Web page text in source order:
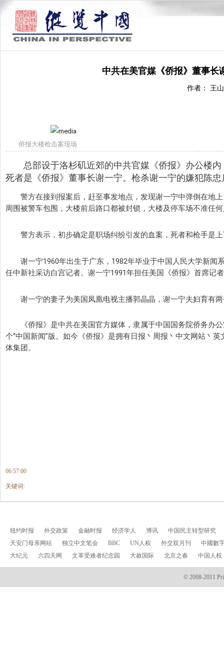
中共在美官媒《侨报》董事长
作者： 王山
侨报大楼枪击案现场
总部设于洛杉矶近郊的中共官媒《侨报》办公楼
死者是《侨报》董事长谢一宁。枪杀谢一宁的嫌犯陈
警方在接到报案后，赶至事发地点，发现谢一宁中弹倒在地
周围被警车包围，大楼前后路口都被封锁，大楼及停车场不准任
警方表示，初步确定是职场纠纷引发的血案，死者和枪手是
谢一宁1960年出生于广东，1982年毕业于中国人民大学新闻
任中新社采访白宫记者。谢一宁1991年担任美国《侨报》首席记
谢一宁的妻子为美国凤凰电视主播郭晶晶，谢一宁夫妇育有
《侨报》是中共在美国官方媒体，隶属于中国国务院侨务办
个“中国新闻”版。如今《侨报》是拥有日报丶周报丶中文网站丶
体集团。
06:57:00
关键词:
纽约时报 外交政策 金融时报 经济学人 博讯
中国民主转型研究
天安门母亲网站
独立中文笔会 BBC UN人权 外交双月刊
中國數
大纪元
六四天网 文革受难者纪念园 大赦国际 北京之春 中国人权
© 2008-2011